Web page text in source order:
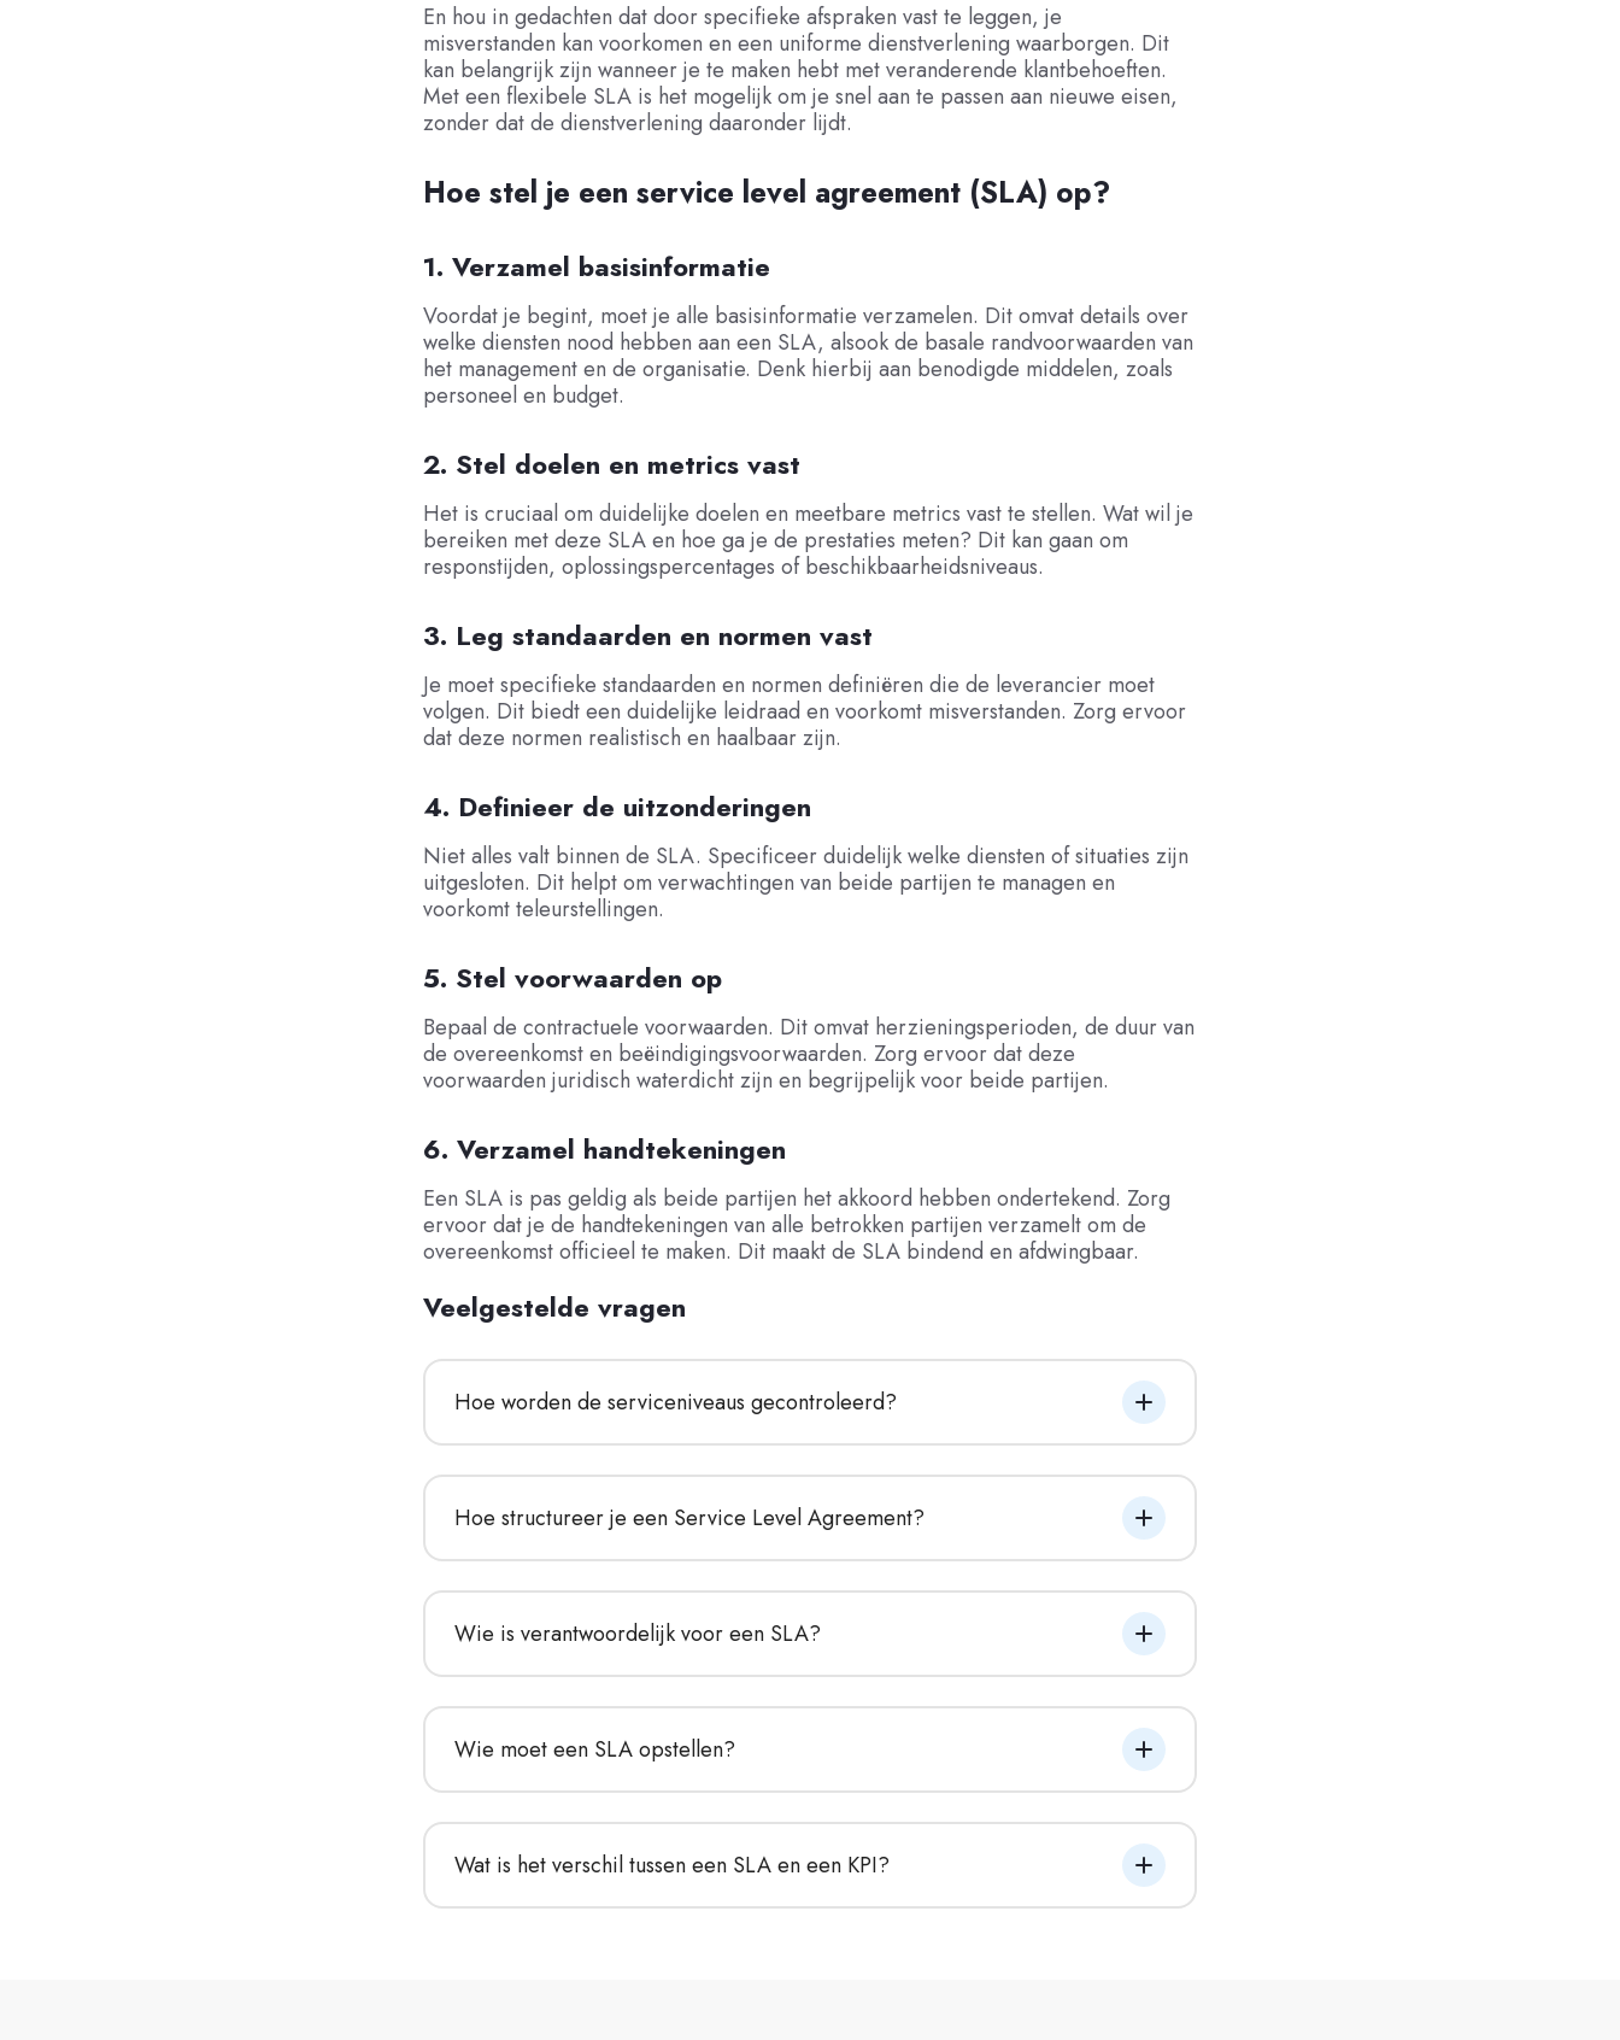
En hou in gedachten dat door specifieke afspraken vast te leggen, je
misverstanden kan voorkomen en een uniforme dienstverlening waarborgen. Dit
kan belangrijk zijn wanneer je te maken hebt met veranderende klantbehoeften.
Met een flexibele SLA is het mogelijk om je snel aan te passen aan nieuwe eisen,
zonder dat de dienstverlening daaronder lijdt.
Hoe stel je een service level agreement (SLA) op?
1. Verzamel basisinformatie
Voordat je begint, moet je alle basisinformatie verzamelen. Dit omvat details over
welke diensten nood hebben aan een SLA, alsook de basale randvoorwaarden van
het management en de organisatie. Denk hierbij aan benodigde middelen, zoals
personeel en budget.
2. Stel doelen en metrics vast
Het is cruciaal om duidelijke doelen en meetbare metrics vast te stellen. Wat wil je
bereiken met deze SLA en hoe ga je de prestaties meten? Dit kan gaan om
responstijden, oplossingspercentages of beschikbaarheidsniveaus.
3. Leg standaarden en normen vast
Je moet specifieke standaarden en normen definiëren die de leverancier moet
volgen. Dit biedt een duidelijke leidraad en voorkomt misverstanden. Zorg ervoor
dat deze normen realistisch en haalbaar zijn.
4. Definieer de uitzonderingen
Niet alles valt binnen de SLA. Specificeer duidelijk welke diensten of situaties zijn
uitgesloten. Dit helpt om verwachtingen van beide partijen te managen en
voorkomt teleurstellingen.
5. Stel voorwaarden op
Bepaal de contractuele voorwaarden. Dit omvat herzieningsperioden, de duur van
de overeenkomst en beëindigingsvoorwaarden. Zorg ervoor dat deze
voorwaarden juridisch waterdicht zijn en begrijpelijk voor beide partijen.
6. Verzamel handtekeningen
Een SLA is pas geldig als beide partijen het akkoord hebben ondertekend. Zorg
ervoor dat je de handtekeningen van alle betrokken partijen verzamelt om de
overeenkomst officieel te maken. Dit maakt de SLA bindend en afdwingbaar.
Veelgestelde vragen
Hoe worden de serviceniveaus gecontroleerd?
Hoe structureer je een Service Level Agreement?
Wie is verantwoordelijk voor een SLA?
Wie moet een SLA opstellen?
Wat is het verschil tussen een SLA en een KPI?